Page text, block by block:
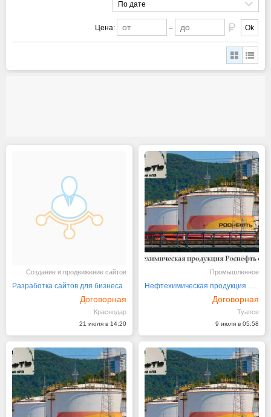
По дате
Цена: – Ok
Создание и продвижение сайтов
Разработка сайтов для бизнеса
Договорная
Краснодар
21 июля в 14:20
Промышленное
Нефтехимическая продукция Роснефть оптом
Договорная
Туапсе
9 июля в 05:58